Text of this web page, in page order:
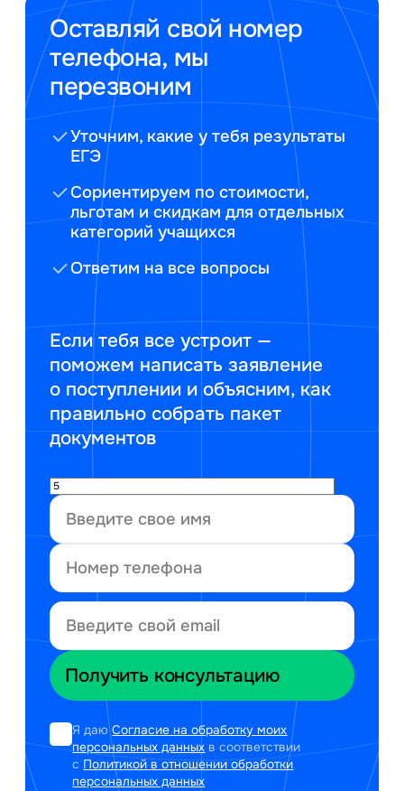
Оставляй свой номер
телефона, мы
перезвоним
Уточним, какие у тебя результаты
ЕГЭ
Сориентируем по стоимости,
льготам и скидкам для отдельных
категорий учащихся
Ответим на все вопросы
Если тебя все устроит —
поможем написать заявление
о поступлении и объясним, как
правильно собрать пакет
документов
Я даюСогласие на обработку моих
персональных данных в соответствии
с Политикой в отношении обработки
персональных данных